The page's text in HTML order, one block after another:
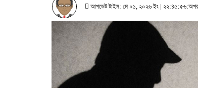
আপডেট টাইম: মে ০১, ২০২৬ ইং |